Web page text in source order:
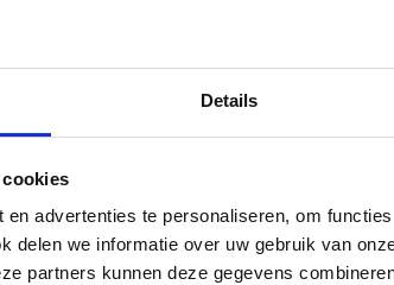
Details
advertenties te personaliseren, om
delen we informatie over uw gebruik van
partners kunnen deze gegevens
7 m